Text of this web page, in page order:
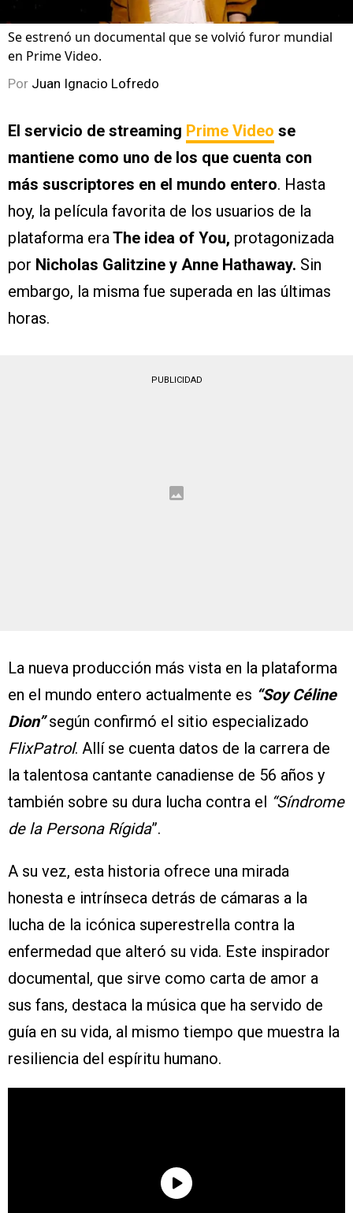
Se estrenó un documental que se volvió furor mundial
en Prime Video.
Por Juan Ignacio Lofredo
El servicio de streaming Prime Video se
mantiene como uno de los que cuenta con
más suscriptores en el mundo entero. Hasta
hoy, la película favorita de los usuarios de la
plataforma eraThe idea of You, protagonizada
por Nicholas Galitzine y Anne Hathaway. Sin
embargo, la misma fue superada en las últimas
horas.
PUBLICIDAD
La nueva producción más vista en la plataforma
en el mundo entero actualmente es “Soy Céline
Dion”según confirmó el sitio especializado
FlixPatrol. Allí se cuenta datos de la carrera de
la talentosa cantante canadiense de 56 años y
también sobre su dura lucha contra el “Síndrome
de la Persona Rígida”.
A su vez, esta historia ofrece una mirada
honesta e intrínseca detrás de cámaras a la
lucha de la icónica superestrella contra la
enfermedad que alteró su vida. Este inspirador
documental, que sirve como carta de amor a
sus fans, destaca la música que ha servido de
guía en su vida, al mismo tiempo que muestra la
resiliencia del espíritu humano.